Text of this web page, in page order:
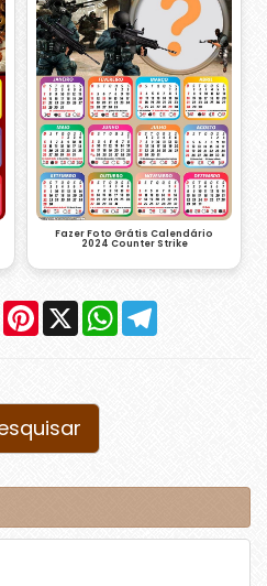
Fazer Foto Grátis Calendário
2024 Counter Strike
Messenger
Pinterest
X WhatsApp